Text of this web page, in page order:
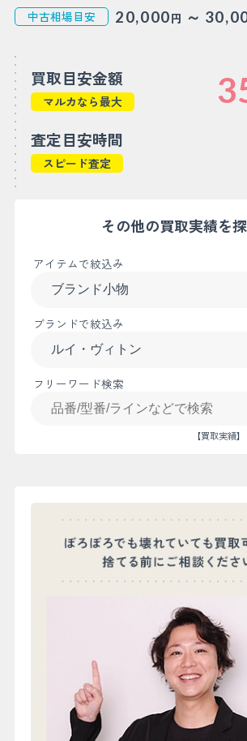
中古相場目安 20,000円 ～
買取目安金額
マルカなら最大
査定目安時間
スピード査定
その他の買取実績を
アイテムで絞込み
ブランドで絞込み
フリーワード検索
【買取実績